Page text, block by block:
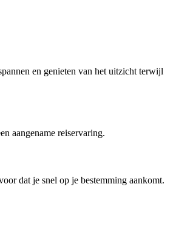
en genieten van het uitzicht terwijl
aangename reiservaring.
dat je snel op je bestemming aankomt.